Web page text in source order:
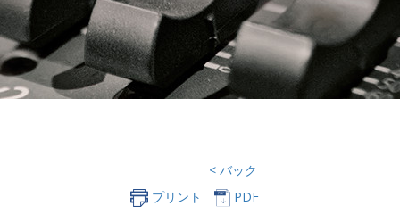
JP
DE
< バック
プリント
PDF